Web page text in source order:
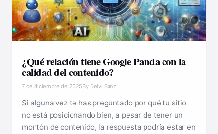
¿Qué relación tiene Google Panda con la
calidad del contenido?
7 de diciembre de 2025By Deivi Sanz
Si alguna vez te has preguntado por qué tu sitio
no está posicionando bien, a pesar de tener un
montón de contenido, la respuesta podría estar en